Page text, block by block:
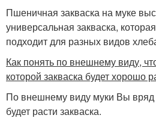
Пшеничная закваска на муке
универсальная закваска,
подходит для разных видов
Как понять по внешнему виду,
которой закваска будет хорошо
По внешнему виду муки Вы вряд
будет расти закваска.